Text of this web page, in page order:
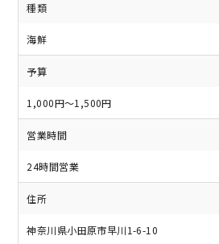
種類
海鮮
予算
1,000円～1,500円
営業時間
24時間営業
住所
神奈川県小田原市早川1-6-10